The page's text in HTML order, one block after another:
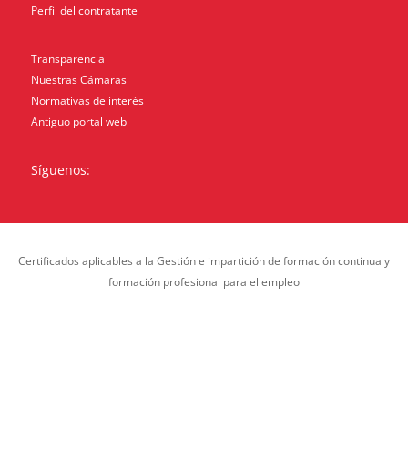
Perfil del contratante
Transparencia
Nuestras Cámaras
Normativas de interés
Antiguo portal web
Síguenos:
Certificados aplicables a la Gestión e impartición de formación continua y
formación profesional para el empleo